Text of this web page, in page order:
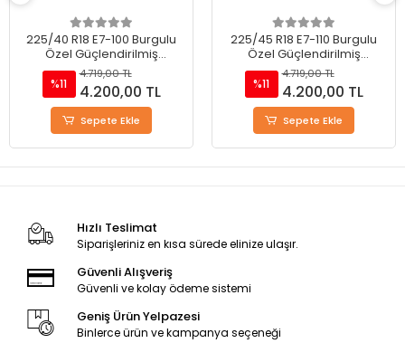
225/45 R18 E7-110 Burgulu
Özel Güçlendirilmiş
Takmatik Kar Zinciri
%11
4.719,00 TL
4.200,00 TL
Sepete Ekle
245/45R18 E7-120 Burgulu
Özel Güçlendirilmiş
Takmatik Kar Zinciri
%11
4.719,00 TL
4.200,00 TL
Stokta Yok
Hızlı Teslimat
Siparişleriniz en kısa sürede elinize ulaşır.
Güvenli Alışveriş
Güvenli ve kolay ödeme sistemi
Geniş Ürün Yelpazesi
Binlerce ürün ve kampanya seçeneği